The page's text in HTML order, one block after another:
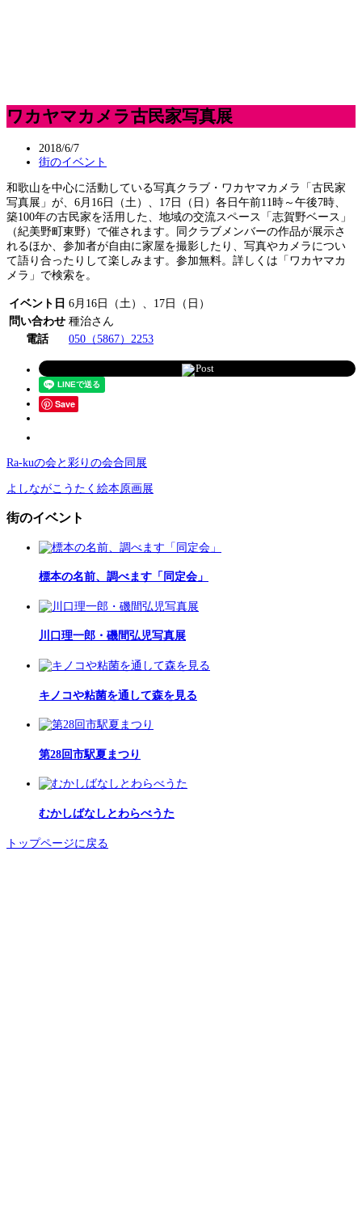
ワカヤマカメラ古民家写真展
2018/6/7
街のイベント
和歌山を中心に活動している写真クラブ・ワカヤマカメラ「古民家
写真展」が、6月16日（土）、17日（日）各日午前11時～午後7時、
築100年の古民家を活用した、地域の交流スペース「志賀野ベース」
（紀美野町東野）で催されます。同クラブメンバーの作品が展示さ
れるほか、参加者が自由に家屋を撮影したり、写真やカメラについ
て語り合ったりして楽しみます。参加無料。詳しくは「ワカヤマカ
メラ」で検索を。
イベント日 6月16日（土）、17日（日）
問い合わせ 種治さん
電話
050（5867）2253
Post
Save
Ra-kuの会と彩りの会合同展
よしながこうたく絵本原画展
街のイベント
標本の名前、調べます「同定会」
川口理一郎・磯間弘児写真展
キノコや粘菌を通して森を見る
第28回市駅夏まつり
むかしばなしとわらべうた
トップページに戻る